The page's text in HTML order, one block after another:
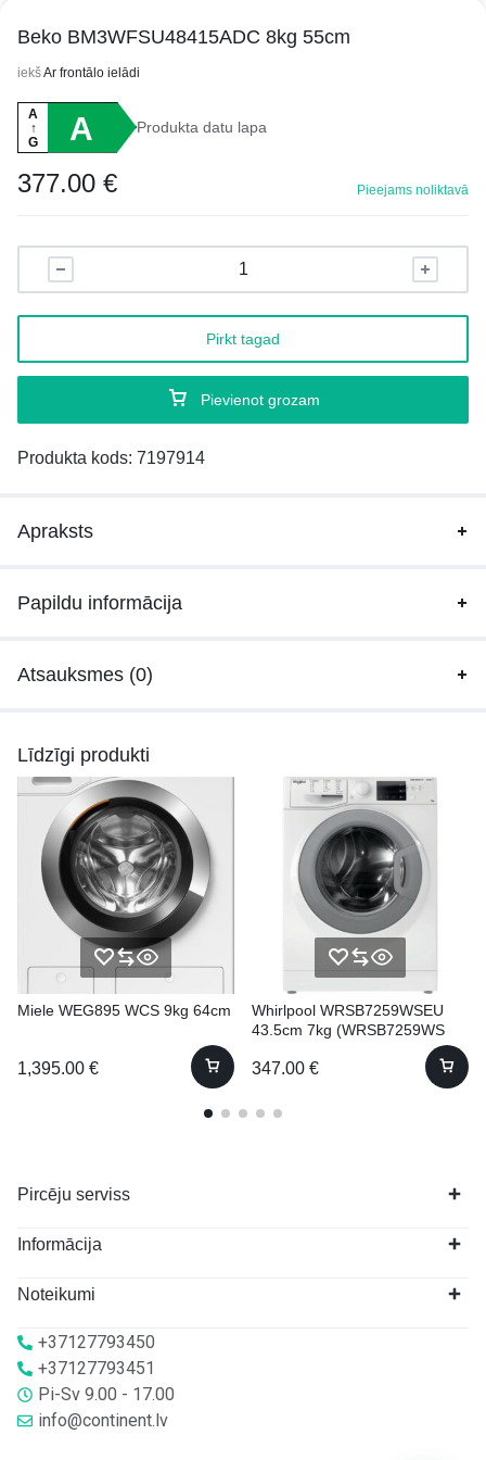
Beko BM3WFSU48415ADC 8kg 55cm
iekšAr frontālo ielādi
A
↑
G
A Produkta datu lapa
377.00 € Pieejams noliktavā
Pievienot grozam
Pirkt tagad
Produkta kods: 7197914
Apraksts
Papildu informācija
Atsauksmes (0)
Līdzīgi produkti
Miele WEG895 WCS 9kg 64cm
1,395.00 €
Whirlpool WRSB7259WSEU
43.5cm 7kg (WRSB7259WS
347.00 €
Pircēju serviss
Informācija
Noteikumi
+37127793450
+37127793451
Pi-Sv 9.00 - 17.00
info@continent.lv